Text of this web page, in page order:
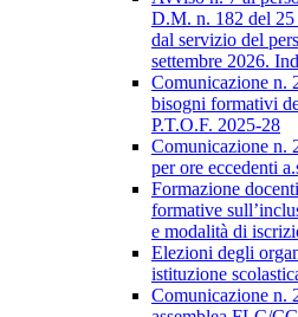
D.M. n. 182 del 25
dal servizio del
settembre 2026.
Comunicazione n.
bisogni formativi
P.T.O.F. 2025-28
Comunicazione n.
per ore eccedenti
Formazione
formative
e modalità di
Elezioni degli
istituzione
Comunicazione n.